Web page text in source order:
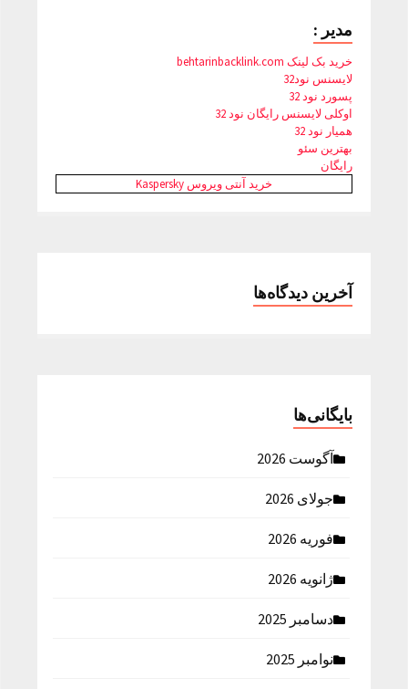
مدیر :
خرید بک لینک behtarinbacklink.com
لایسنس نود32
پسورد نود 32
اوکلی لایسنس رایگان نود 32
همیار نود 32
بهترین سئو
رایگان
خرید آنتی ویروس Kaspersky
آخرین دیدگاه‌ها
بایگانی‌ها
آگوست 2026
جولای 2026
فوریه 2026
ژانویه 2026
دسامبر 2025
نوامبر 2025